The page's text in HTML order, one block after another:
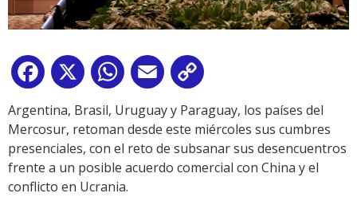
Facebook
X WhatsApp
Email
Link
Argentina, Brasil, Uruguay y Paraguay, los países del
Mercosur, retoman desde este miércoles sus cumbres
presenciales, con el reto de subsanar sus desencuentros
frente a un posible acuerdo comercial con China y el
conflicto en Ucrania.